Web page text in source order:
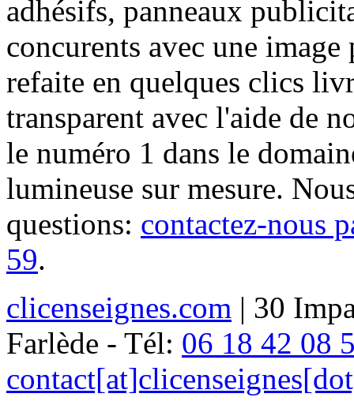
adhésifs, panneaux
concurents avec une
refaite en quelques clics
transparent avec l'aide de
le numéro 1 dans le
lumineuse sur mesure.
questions: contactez-nous
59.
clicenseignes.com | 30
Farlède - Tél: 06 18 42 08